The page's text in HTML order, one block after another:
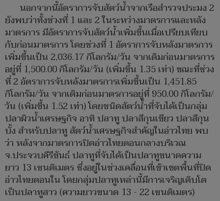
นอกจากนี้อัตราการจับสัตว์น้ำจากเรือสำรวจประมง 2
ยังพบว่าทั้งช่วงที่ 1 และ 2 ในระหว่างมาตรการและหลัง
มาตรการ มีอัตราการจับสัตว์น้ำเพิ่มขึ้นเมื่อเปรียบเทียบ
กับก่อนมาตรการ โดยช่วงที่ 1 อัตราการจับหลังมาตรการ
เพิ่มขึ้นเป็น 2,036.17 กิโลกรัม/วัน จากเดิมก่อนมาตรการ
อยู่ที่ 1,500.00 กิโลกรัม/วัน (เพิ่มขึ้น 1.35 เท่า) ขณะที่ช่วง
ที่ 2 อัตราการจับหลังมาตรการเพิ่มขึ้นเป็น 1,451.85
กิโลกรัม/วัน จากเดิมก่อนมาตรการอยู่ที่ 950.00 กิโลกรัม/
วัน (เพิ่มขึ้น 1.52 เท่า) โดยชนิดสัตว์น้ำที่จับได้เป็นกลุ่ม
ปลาผิวน้ำเศรษฐกิจ อาทิ ปลาทู ปลาสีกุนเขียว ปลาสีกุน
บั้ง สำหรับปลาทู สัตว์น้ำเศรษฐกิจสำคัญในอ่าวไทย พบ
ว่า หลังจากมาตรการปิดอ่าวไทยตอนกลางบริเวณ
จ.ประจวบคีรีขันธ์ ปลาทูที่จับได้เป็นปลาทูขนาดความ
ยาว 13 เซนติเมตร ซึ่งอยู่ในช่วงเคลื่อนที่เข้าเขตพื้นที่ปิด
อ่าวไทยตอนใน โดยกลุ่มปลาทูเหล่านี้มีการเจริญเติบโต
เป็นปลาทูสาว (ความยาวขนาด 13 - 22 เซนติเมตร)